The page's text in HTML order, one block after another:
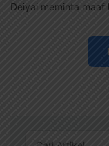
Deiyai meminta maaf